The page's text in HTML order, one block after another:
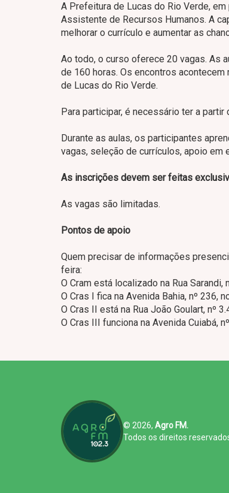
A Prefeitura de Lucas do Rio Verde,
Assistente de Recursos Humanos. A
melhorar o currículo e aumentar as
Ao todo, o curso oferece 20 vagas. As
de 160 horas. Os encontros
de Lucas do Rio Verde.
Para participar, é necessário ter a
Durante as aulas, os participantes
vagas, seleção de currículos, apoio
As inscrições devem ser feitas
As vagas são limitadas.
Pontos de apoio
Quem precisar de informações
feira:
O Cram está localizado na Rua Sarandi,
O Cras I fica na Avenida Bahia, nº 236,
O Cras II está na Rua João Goulart, nº
O Cras III funciona na Avenida Cuiabá,
© 2026, Agro FM.
Todos os direitos